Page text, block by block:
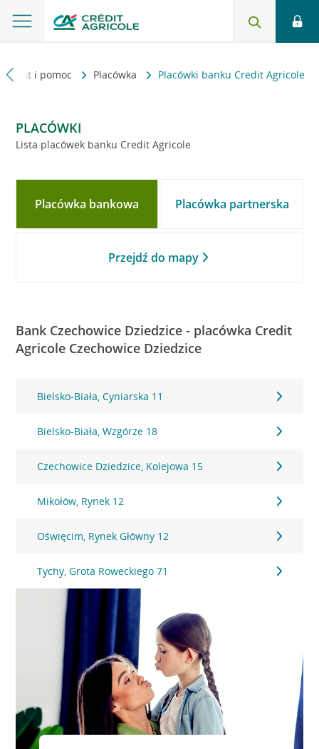
i pomoc Placówka Placówki banku Credit Agricole
PLACÓWKI
Lista placówek banku Credit Agricole
Placówka bankowa Placówka partnerska
Przejdź do mapy
Bank Czechowice Dziedzice - placówka Credit
Agricole Czechowice Dziedzice
Bielsko-Biała, Cyniarska 11
Bielsko-Biała, Wzgórze 18
Czechowice Dziedzice, Kolejowa 15
Mikołów, Rynek 12
Oświęcim, Rynek Główny 12
Tychy, Grota Roweckiego 71